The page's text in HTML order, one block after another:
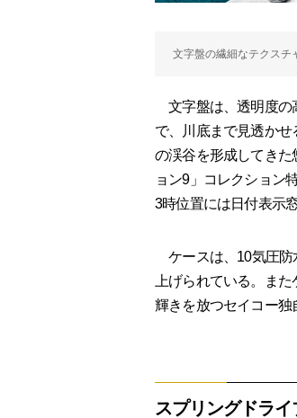
文字盤の繊細なテクスチ
文字盤は、透明度の
で、川底まで見透か
の渓谷を形成してき
ョン9」コレクション
3時位置には日付表示
ケースは、10気圧防
上げられている。ま
輝きを放つセイコー独
スプリングドラ